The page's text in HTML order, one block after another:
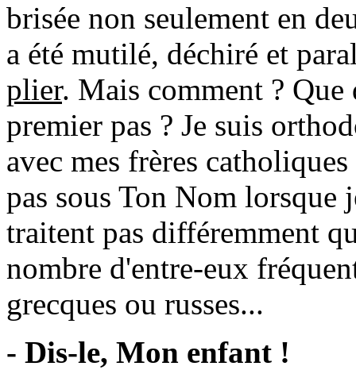
brisée non seulement en
a été mutilé, déchiré et
plier. Mais comment ?
premier pas ? Je suis
avec mes frères
pas sous Ton Nom lorsque
traitent pas différemment
nombre d'entre-eux
grecques ou russes...
- Dis-le, Mon enfant !